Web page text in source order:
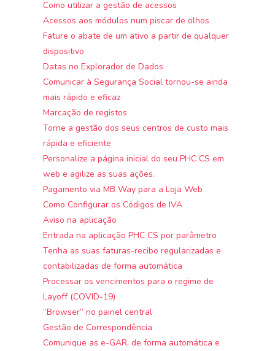
Como utilizar a gestão de acessos
Acessos aos módulos num piscar de olhos
Fature o abate de um ativo a partir de qualquer
dispositivo
Datas no Explorador de Dados
Comunicar à Segurança Social tornou-se ainda
mais rápido e eficaz
Marcação de registos
Torne a gestão dos seus centros de custo mais
rápida e eficiente
Personalize a página inicial do seu PHC CS em
web e agilize as suas ações.
Pagamento via MB Way para a Loja Web
Como Configurar os Códigos de IVA
Aviso na aplicação
Entrada na aplicação PHC CS por parâmetro
Tenha as suas faturas-recibo regularizadas e
contabilizadas de forma automática
Processar os vencimentos para o regime de
Layoff (COVID-19)
“Browser” no painel central
Gestão de Correspondência
Comunique as e-GAR, de forma automática e